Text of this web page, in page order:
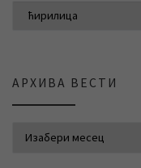
АРХИВА ВЕСТИ